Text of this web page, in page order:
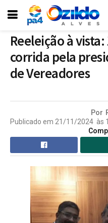
Reeleição à
corrida pela
de Vereadores
Por
Publicado em 21/11/2024 às